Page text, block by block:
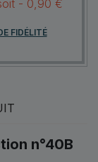
- 0,90 €
FIDÉLITÉ
n°40B